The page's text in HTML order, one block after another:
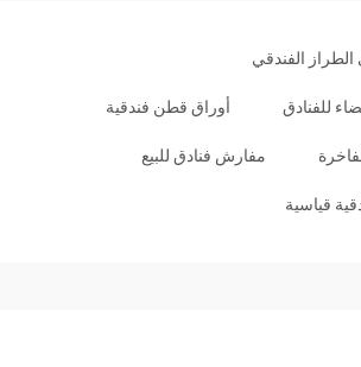
الفندقي
للفنادق أوراق قطن فندقية
مفارش فنادق للبيع
قياسية